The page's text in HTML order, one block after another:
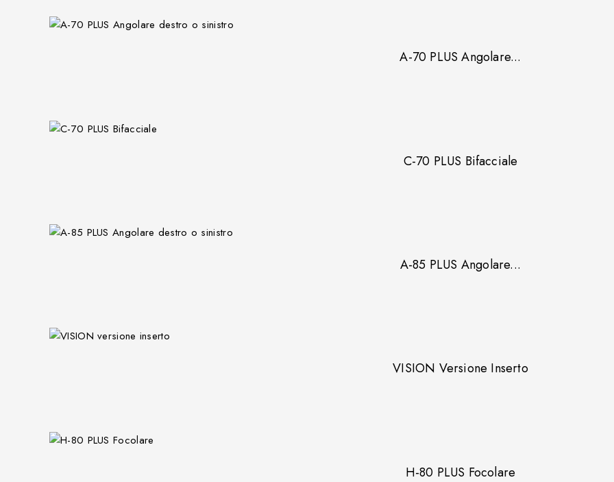
A-70 PLUS Angolare...
C-70 PLUS Bifacciale
A-85 PLUS Angolare...
VISION Versione Inserto
H-80 PLUS Focolare